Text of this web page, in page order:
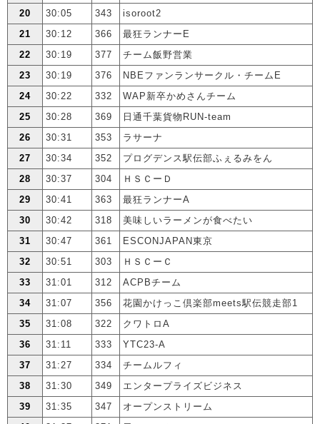
20
30:05 343
isoroot2
21
30:12 366
最狂ランナーE
22
30:19 377
チーム飯野営業
23
30:19 376
NBEファンランサークル・チームE
24
30:22 332
WAP新卒かめさんチーム
25
30:28 369
日通千葉貨物RUN-team
26
30:31 353
ラサーナ
27
30:34 352
プログデンス駅伝部ふぇるみをん
28
30:37 304
ＨＳＣーＤ
29
30:41 363
最狂ランナーA
30
30:42 318
美味しいラーメンが食べたい
31
30:47 361
ESCONJAPAN東京
32
30:51 303
ＨＳＣーＣ
33
31:01 312
ACPBチーム
34
31:07 356
花園かけっこ倶楽部meets駅伝競走部1
35
31:08 322
クワトロA
36
31:11 333
YTC23-A
37
31:27 334
チームルフィ
38
31:30 349
エンタープライズビジネス
39
31:35 347
オープンストリーム